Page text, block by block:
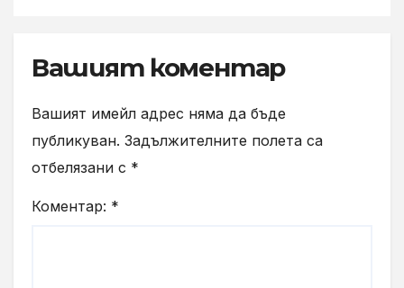
Вашият коментар
Вашият имейл адрес няма да бъде
публикуван. Задължителните полета са
отбелязани с *
Коментар: *